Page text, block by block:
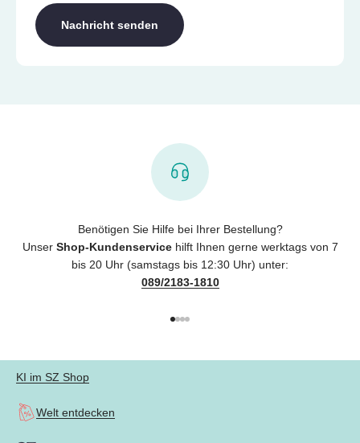
Nachricht senden
Benötigen Sie Hilfe bei Ihrer Bestellung?
Unser Shop-Kundenservicehilft Ihnen gerne werktags von 7
bis 20 Uhr (samstags bis 12:30 Uhr) unter:
089/2183-1810
KI im SZ Shop
Welt entdecken